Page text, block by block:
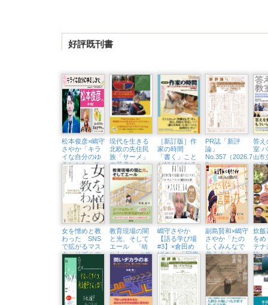
好評既刊書
松本俊彦×嶋守
さやか「キラ
イな自分のゆ
るしかた〜依
存と回復から考
えるこころをほ
どく処方箋〜」
（東京中延・
隣町珈琲 9/18
㈮）
現代を生きる
北欧の先住民
族「サーメ」
の若者たち
北極圏と二風谷
をめぐる旅
［新訂版］作
家の時間
「書く」こと
が好きになる
教え方・学び
方【実践編】
PR誌「新評
論」
No.357（2026.7・
8）
答え
室
山市
の森
ける
戦略
女を憎めと教
わった SNS
で拡がるマス
キュリズムの
闇
教育現場の闇
と光、そして
エール
「晴
れ上がり」の教
育は訪れるのか
嶋守さやか
【語る学び場
#3】×倉田め
ばさん 「回復
に殺されない
ために」（浅
草・Readin’
Writin BOOK
STORE 6/19
㈮）
副島賢和×嶋守
さやか「たの
しくみんなで
考えよう！
こころの居場
所をつくる言
葉の力」（東
京中延・隣町
珈琲 5/22㈮）
炊飯
をめ
テナ
旅
「問
て世